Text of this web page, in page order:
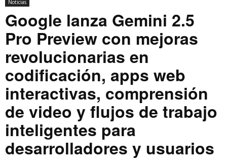
Noticias
Google lanza Gemini 2.5
Pro Preview con mejoras
revolucionarias en
codificación, apps web
interactivas, comprensión
de video y flujos de trabajo
inteligentes para
desarrolladores y usuarios